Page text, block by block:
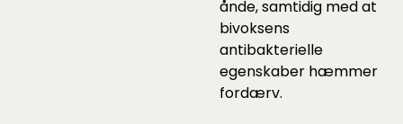
ånde, samtidig med at
bivoksens
antibakterielle
egenskaber hæmmer
fordærv.